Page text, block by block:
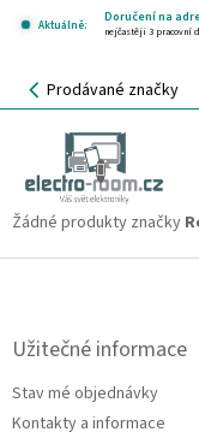
Aktuálně:
Doručení na
nejčastěji 3 pracovní
NÁKUPNÍ
KOŠÍK
Prodávané značky
Roidmi
Žádné produkty značky
Z
Užitečné informace
Stav mé objednávky
Kontakty a informace